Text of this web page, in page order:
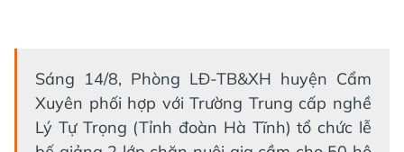
Sáng 14/8, Phòng LĐ-TB&XH huyện Cẩm
Xuyên phối hợp với Trường Trung cấp nghề
Lý Tự Trọng (Tỉnh đoàn Hà Tĩnh) tổ chức lễ